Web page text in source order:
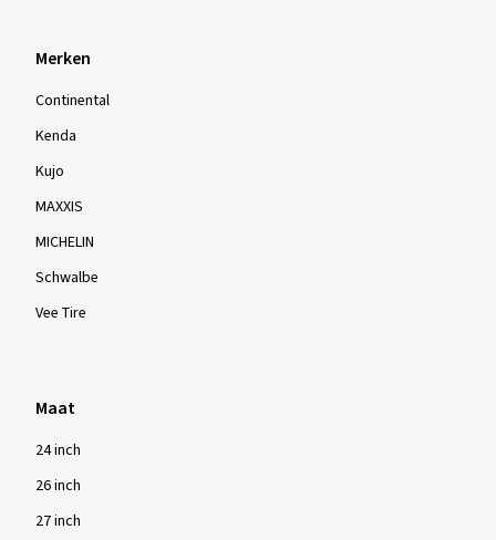
Merken
Continental
Kenda
Kujo
MAXXIS
MICHELIN
Schwalbe
Vee Tire
Maat
24 inch
26 inch
27 inch